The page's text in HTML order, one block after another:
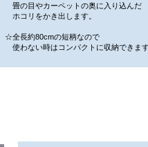
畳の目やカーペットの奥に入り込んだ
ホコリをかき出します。
☆全長約80cmの短柄なので
使わない時はコンパクトに収納できま